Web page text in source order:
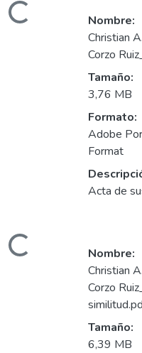
Nombre:
Christian
Corzo
Tamaño:
3,76 MB
Formato:
Adobe
Format
Acta de
Nombre:
Christian
Corzo
Tamaño:
6,39 MB